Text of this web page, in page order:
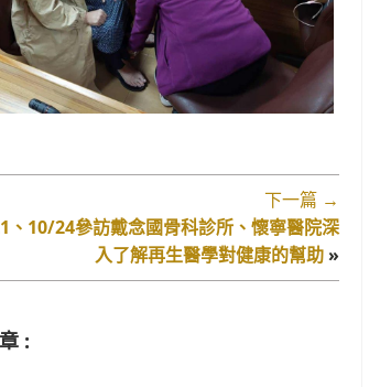
下一篇 →
、10/24參訪戴念國骨科診所、懷寧醫院深
入了解再生醫學對健康的幫助»
: